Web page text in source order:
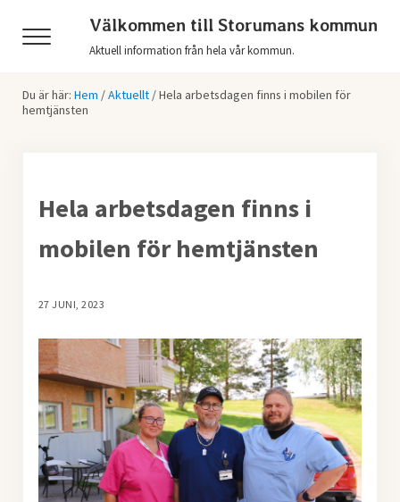
Menu
Välkommen till Storumans kommun
Aktuell information från hela vår kommun.
Du är här: Hem /Aktuellt /Hela arbetsdagen finns i mobilen för
hemtjänsten
Hela arbetsdagen finns i
mobilen för hemtjänsten
27 JUNI, 2023